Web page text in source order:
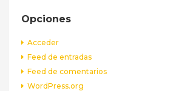
Opciones
Acceder
Feed de entradas
Feed de comentarios
WordPress.org